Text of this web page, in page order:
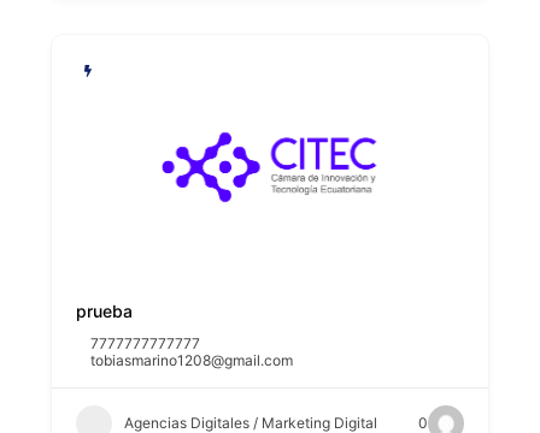
prueba
7777777777777
tobiasmarino1208@gmail.com
Agencias Digitales / Marketing Digital 0